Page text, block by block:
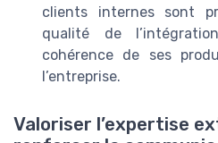
clients internes sont
qualité de
cohérence de ses
l’entreprise.
Valoriser l’expertise